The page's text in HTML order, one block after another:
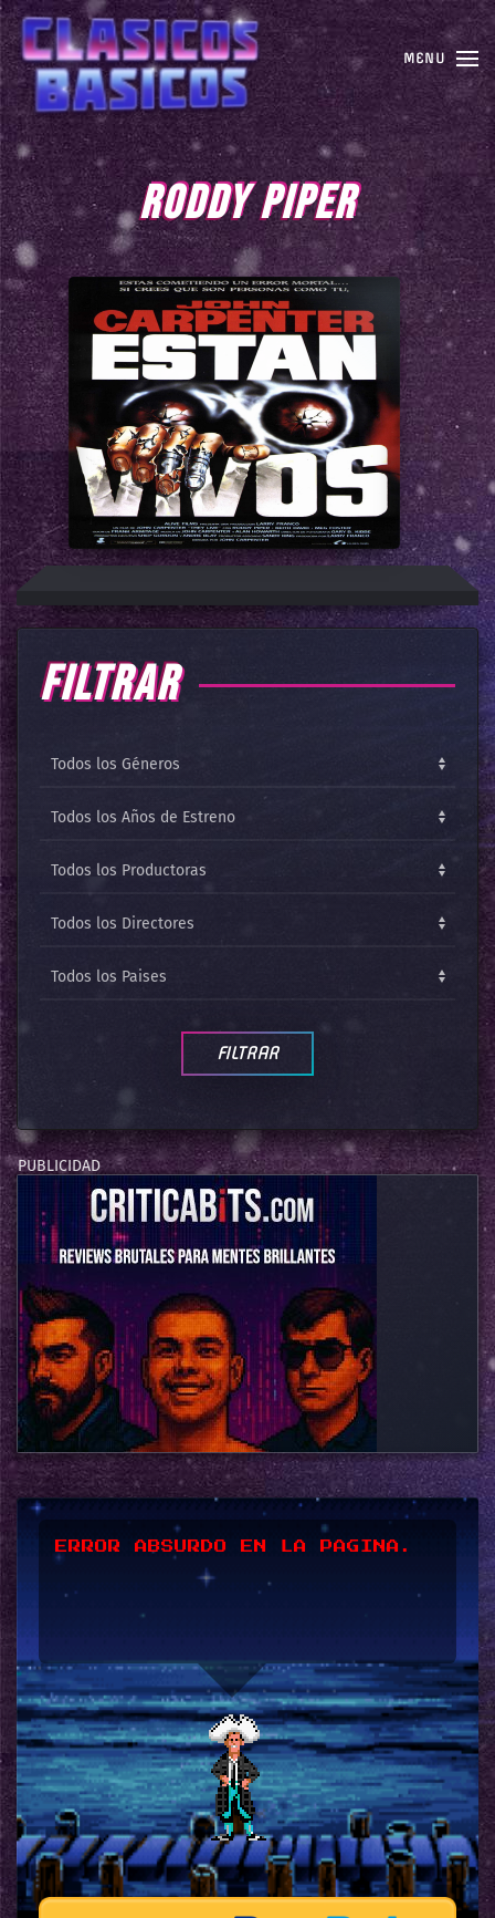
MENU
RODDY PIPER
FILTRAR
ERROR ABSURDO EN LA PAGINA.